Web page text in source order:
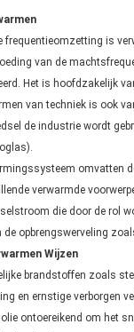
frequentieomzetting is
van de
Het is hoofdzakelijk
van techniek is ook
de industrie wordt
omvatten
verwarmde
die door de rol
opbrengswerveling
Wijzen
brandstoffen zoals
en ernstige verborgen
ontoereikend om het